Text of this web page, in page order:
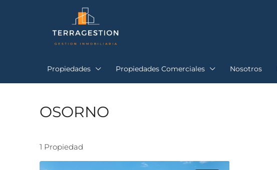
Propiedades Propiedades Comerciales Nosotros
OSORNO
1 Propiedad